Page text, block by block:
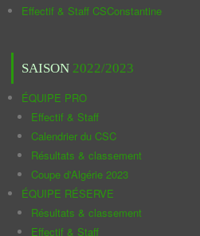
Effectif & Staff CSConstantine
SAISON 2022/2023
ÉQUIPE PRO
Effectif & Staff
Calendrier du CSC
Résultats & classement
Coupe d'Algérie 2023
ÉQUIPE RÉSERVE
Résultats & classement
Effectif & Staff